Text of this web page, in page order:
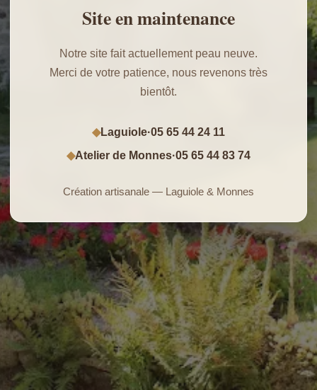
Site en maintenance
Notre site fait actuellement peau neuve.
Merci de votre patience, nous revenons très
bientôt.
◆Laguiole·05 65 44 24 11
◆Atelier de Monnes·05 65 44 83 74
Création artisanale — Laguiole & Monnes